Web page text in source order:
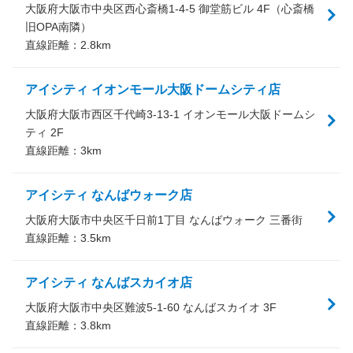
大阪府大阪市中央区西心斎橋1-4-5 御堂筋ビル 4F（心斎橋
旧OPA南隣）
直線距離： 2.8km
アイシティ イオンモール大阪ドームシティ店
大阪府大阪市西区千代崎3-13-1 イオンモール大阪ドームシ
ティ 2F
直線距離： 3km
アイシティ なんばウォーク店
大阪府大阪市中央区千日前1丁目 なんばウォーク 三番街
直線距離： 3.5km
アイシティ なんばスカイオ店
大阪府大阪市中央区難波5-1-60 なんばスカイオ 3F
直線距離： 3.8km